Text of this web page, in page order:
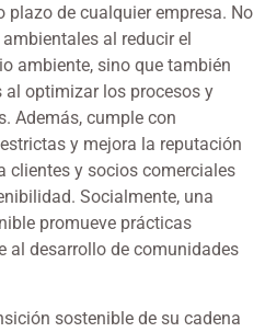
plazo de cualquier empresa. No
al reducir el
ambiente, sino que también
optimizar los procesos y
Además, cumple con
y mejora la reputación
clientes y socios comerciales
Socialmente, una
promueve prácticas
al desarrollo de comunidades
sostenible de su cadena